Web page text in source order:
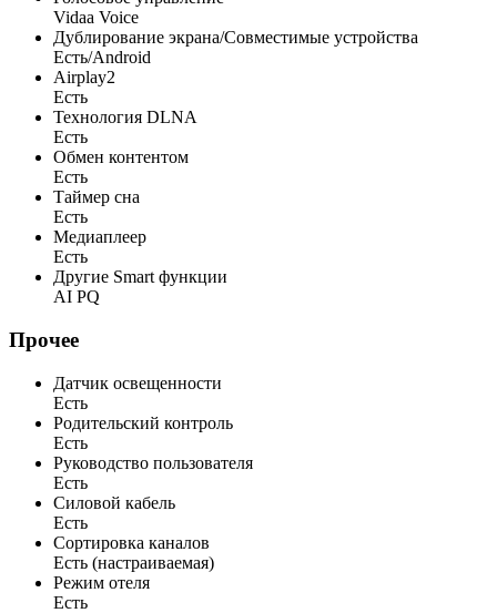
Vidaa Voice
Дублирование экрана/Совместимые устройства
Есть/Android
Airplay2
Есть
Технология DLNA
Есть
Обмен контентом
Есть
Таймер сна
Есть
Медиаплеер
Есть
Другие Smart функции
AI PQ
Прочее
Датчик освещенности
Есть
Родительский контроль
Есть
Руководство пользователя
Есть
Силовой кабель
Есть
Сортировка каналов
Есть (настраиваемая)
Режим отеля
Есть